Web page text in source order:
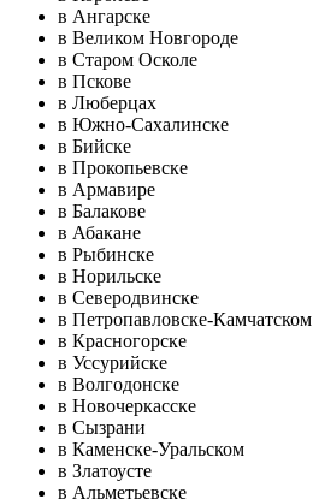
в Ангарске
в Великом Новгороде
в Старом Осколе
в Пскове
в Люберцах
в Южно-Сахалинске
в Бийске
в Прокопьевске
в Армавире
в Балакове
в Абакане
в Рыбинске
в Норильске
в Северодвинске
в Петропавловске-Камчатском
в Красногорске
в Уссурийске
в Волгодонске
в Новочеркасске
в Сызрани
в Каменске-Уральском
в Златоусте
в Альметьевске